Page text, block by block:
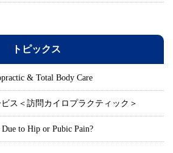
トピックス
& Total Body Care
ス＜訪問カイロプラクティック＞
to Hip or Pubic Pain?